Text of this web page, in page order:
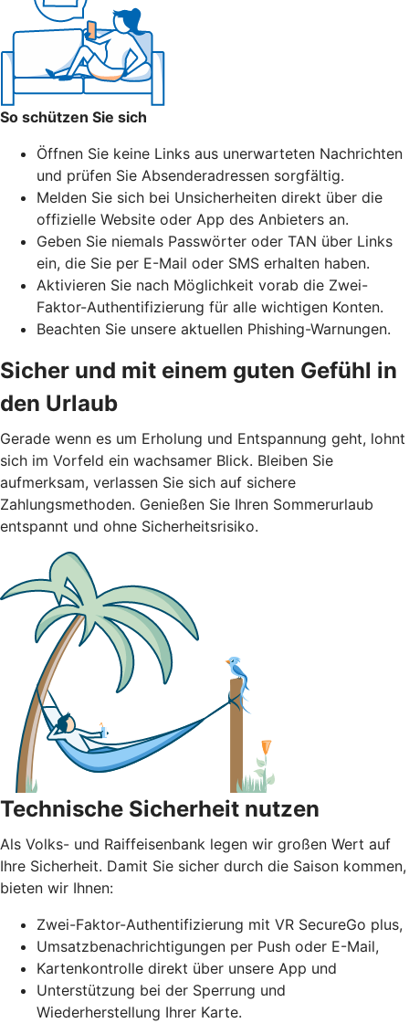
So schützen Sie sich
Öffnen Sie keine Links aus unerwarteten Nachrichten
und prüfen Sie Absenderadressen sorgfältig.
Melden Sie sich bei Unsicherheiten direkt über die
offizielle Website oder App des Anbieters an.
Geben Sie niemals Passwörter oder TAN über Links
ein, die Sie per E-Mail oder SMS erhalten haben.
Aktivieren Sie nach Möglichkeit vorab die Zwei-
Faktor-Authentifizierung für alle wichtigen Konten.
Beachten Sie unsere aktuellen Phishing-Warnungen.
Sicher und mit einem guten Gefühl in
den Urlaub
Gerade wenn es um Erholung und Entspannung geht, lohnt
sich im Vorfeld ein wachsamer Blick. Bleiben Sie
aufmerksam, verlassen Sie sich auf sichere
Zahlungsmethoden. Genießen Sie Ihren Sommerurlaub
entspannt und ohne Sicherheitsrisiko.
Technische Sicherheit nutzen
Als Volks- und Raiffeisenbank legen wir großen Wert auf
Ihre Sicherheit. Damit Sie sicher durch die Saison kommen,
bieten wir Ihnen:
Zwei-Faktor-Authentifizierung mit VR SecureGo plus,
Umsatzbenachrichtigungen per Push oder E-Mail,
Kartenkontrolle direkt über unsere App und
Unterstützung bei der Sperrung und
Wiederherstellung Ihrer Karte.